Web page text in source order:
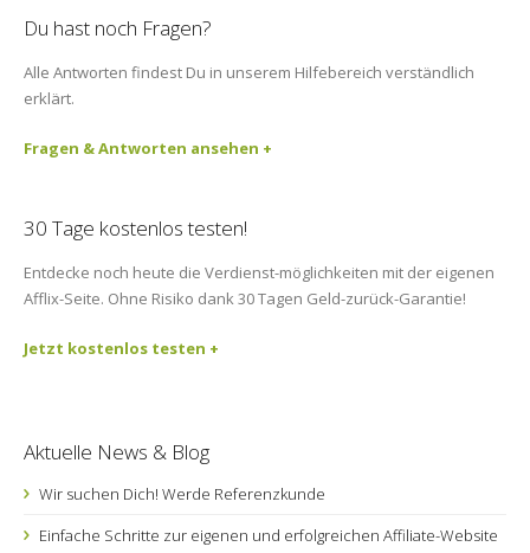
Du hast noch Fragen?
Alle Antworten findest Du in unserem Hilfebereich verständlich
erklärt.
Fragen & Antworten ansehen +
30 Tage kostenlos testen!
Entdecke noch heute die Verdienst-möglichkeiten mit der eigenen
Afflix-Seite. Ohne Risiko dank 30 Tagen Geld-zurück-Garantie!
Jetzt kostenlos testen +
Aktuelle News & Blog
Wir suchen Dich! Werde Referenzkunde
Einfache Schritte zur eigenen und erfolgreichen Affiliate-Website